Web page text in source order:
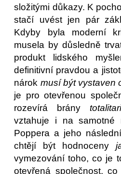
složitými důkazy. K
stačí uvést jen pár
Kdyby byla moderní
musela by důsledně
produkt lidského
definitivní pravdou a
nárok musí být vystaven
je pro otevřenou
rozevírá brány
vztahuje i na samotné
Poppera a jeho
chtějí být hodnoceny
vymezování toho, co je
otevřená společnost,